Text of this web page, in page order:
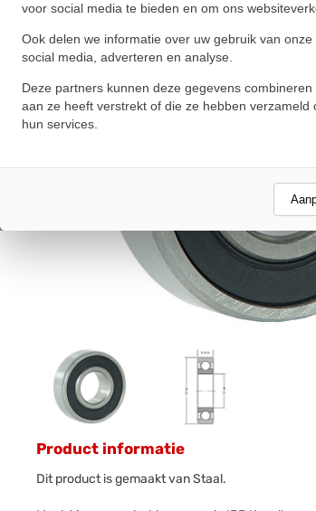
voor social media te bieden en om ons
Ook delen we informatie over uw gebruik van
social media, adverteren en analyse.
Deze partners kunnen deze gegevens
aan ze heeft verstrekt of die ze hebben verzameld
hun services.
Product informatie
Dit product is gemaakt van Staal.